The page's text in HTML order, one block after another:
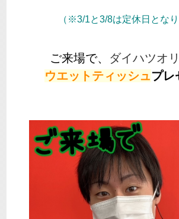
（※3/1と3/8は定休日となり
ご来場で、 ダイハツオ
ウエットティッシュプレ